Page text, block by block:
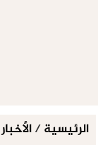
الرئيسية/الأخبار